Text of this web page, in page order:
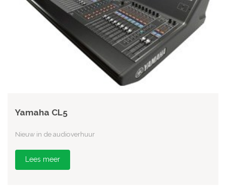
Yamaha CL5
Nieuw in de audioverhuur
Lees meer